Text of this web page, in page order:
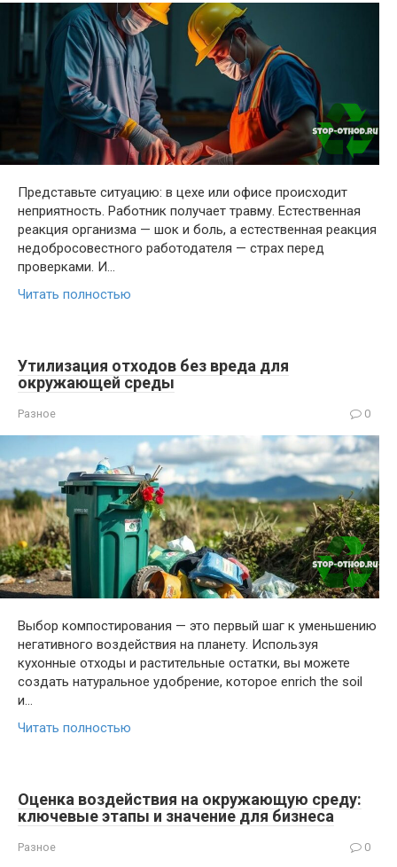
Представьте ситуацию: в цехе или офисе происходит
неприятность. Работник получает травму. Естественная
реакция организма — шок и боль, а естественная реакция
недобросовестного работодателя — страх перед
проверками. И…
Читать полностью
Утилизация отходов без вреда для
окружающей среды
Разное 0
Выбор компостирования — это первый шаг к уменьшению
негативного воздействия на планету. Используя
кухонные отходы и растительные остатки, вы можете
создать натуральное удобрение, которое enrich the soil
и…
Читать полностью
Оценка воздействия на окружающую среду:
ключевые этапы и значение для бизнеса
Разное 0